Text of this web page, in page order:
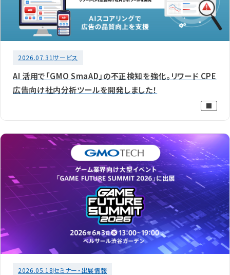
2026.07.31サービス
AI 活用で「GMO SmaAD」の不正検知を強化。リワード CPE
広告向け社内分析ツールを開発しました！
2026.05.18セミナー・出展情報